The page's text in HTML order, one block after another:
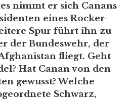
nimmt er sich Canans
eines Rocker-
Spur führt ihn zu
der Bundeswehr, der
fliegt. Geht
Hat Canan von den
gewusst? Welche
Schwarz,